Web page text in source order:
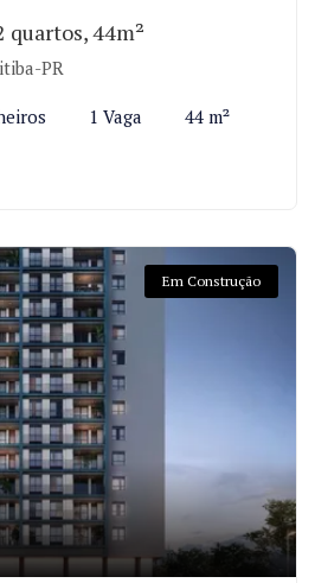
quartos, 44m²
PR
1 Vaga 44 m²
Em Construção